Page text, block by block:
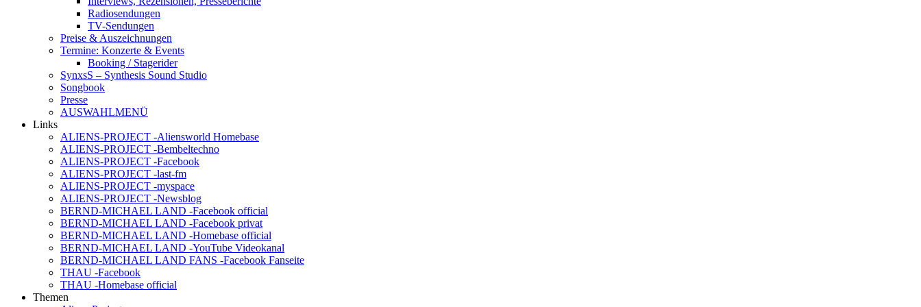
Radiosendungen
TV-Sendungen
Preise & Auszeichnungen
Termine: Konzerte & Events
Booking / Stagerider
SynxsS – Synthesis Sound Studio
Songbook
Presse
AUSWAHLMENÜ
Links
ALIENS-PROJECT -Aliensworld Homebase
ALIENS-PROJECT -Bembeltechno
ALIENS-PROJECT -Facebook
ALIENS-PROJECT -last-fm
ALIENS-PROJECT -myspace
ALIENS-PROJECT -Newsblog
BERND-MICHAEL LAND -Facebook official
BERND-MICHAEL LAND -Facebook privat
BERND-MICHAEL LAND -Homebase official
BERND-MICHAEL LAND -YouTube Videokanal
BERND-MICHAEL LAND FANS -Facebook Fanseite
THAU -Facebook
THAU -Homebase official
Themen